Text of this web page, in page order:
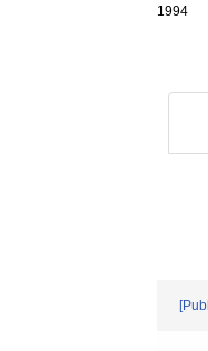
1994